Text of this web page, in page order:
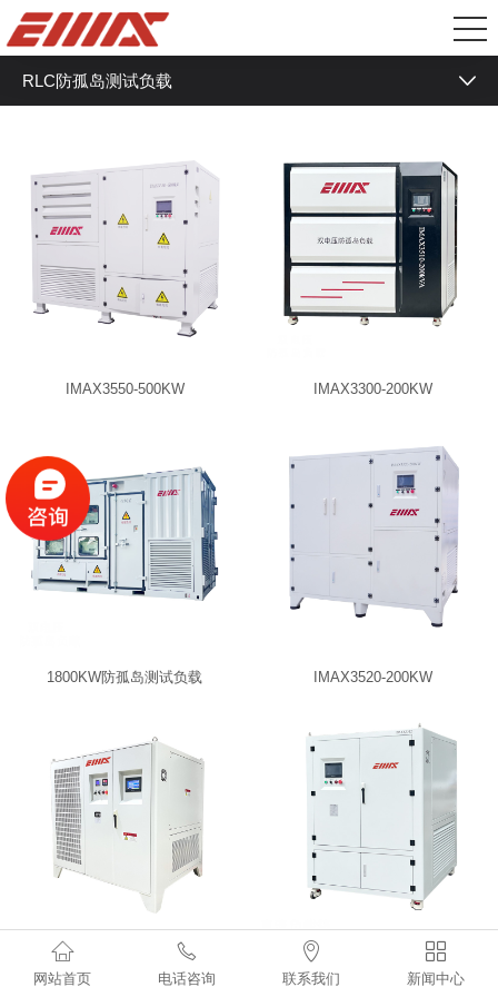
RLC防孤岛测试负载
中型阻感负载箱
RCD非线性负载
RLC防孤岛测试负载
IMAX3550-500KW IMAX3300-200KW
1800KW防孤岛测试负载 IMAX3520-200KW
IMAX3590-150kW IMAX3312-120kW

网站首页

电话咨询

联系我们

新闻中心